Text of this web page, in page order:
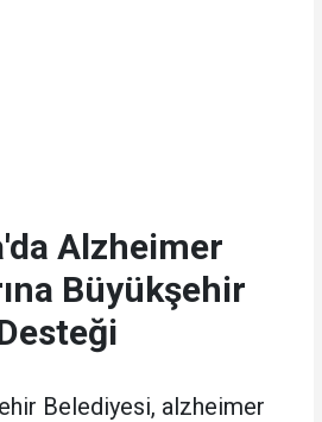
Alzheimer
Büyükşehir
Belediyesi, alzheimer